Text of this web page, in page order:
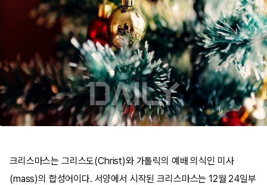
크리스마스는 그리스도(Christ)와 가톨릭의 예배 의식인 미사
(mass)의 합성어이다. 서양에서 시작된 크리스마스는 12월 24일부